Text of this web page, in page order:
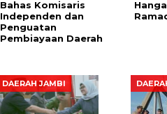
Bahas Komisaris
Independen dan
Penguatan
Pembiayaan Daerah
DAERAH JAMBI